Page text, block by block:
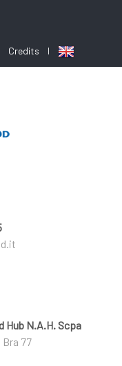
Credits
Hub N.A.H. Scpa
Bra 77